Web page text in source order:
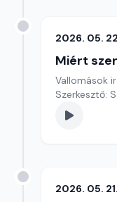
2026. 05.
Miért
Vallomások
Szerkesztő:
2026. 05. 21.